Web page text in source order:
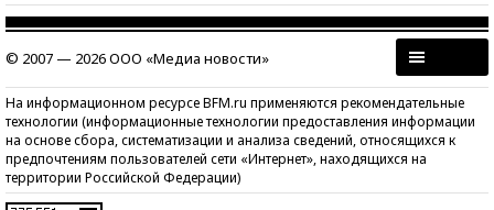
© 2007 — 2026 ООО «Медиа новости»
На информационном ресурсе BFM.ru применяются рекомендательные
технологии (информационные технологии предоставления информации
на основе сбора, систематизации и анализа сведений, относящихся к
предпочтениям пользователей сети «Интернет», находящихся на
территории Российской Федерации)